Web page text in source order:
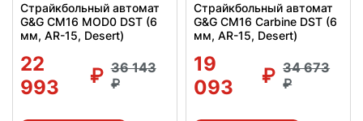
Страйкбольный автомат
G&G CM16 MOD0 DST (6
мм, AR-15, Desert)
22
993
36 143
Страйкбольный автомат
G&G CM16 Carbine DST (6
мм, AR-15, Desert)
19
093
34 673